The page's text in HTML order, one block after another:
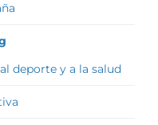
deporte y a la salud